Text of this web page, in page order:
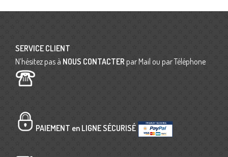
SERVICE CLIENT
N’hésitez pas à NOUS CONTACTER par Mail ou par Téléphone
PAIEMENT en LIGNE SÉCURISÉ